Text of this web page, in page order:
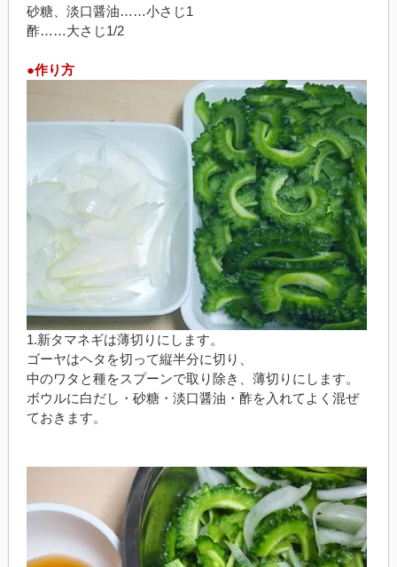
砂糖、淡口醤油……小さじ1
酢……大さじ1/2
●作り方
1.新タマネギは薄切りにします。
ゴーヤはヘタを切って縦半分に切り、
中のワタと種をスプーンで取り除き、薄切りにします。
ボウルに白だし・砂糖・淡口醤油・酢を入れてよく混ぜ
ておきます。